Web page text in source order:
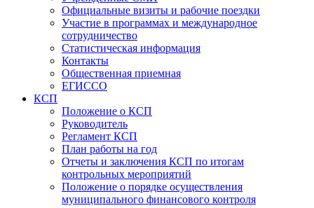
Официальные визиты и рабочие поездки
Участие в программах и международное
сотрудничество
Статистическая информация
Контакты
Общественная приемная
ЕГИССО
КСП
Положение о КСП
Руководитель
Регламент КСП
План работы на год
Отчеты и заключения КСП по итогам
контрольных мероприятий
Положение о порядке осуществления
муниципального финансового контроля